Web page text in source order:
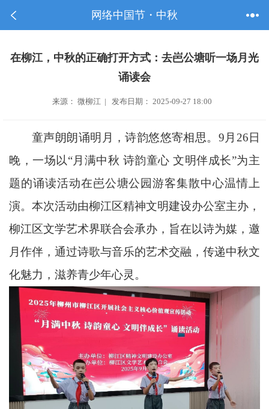
网络中国节・中秋
在柳江，中秋的正确打开方式：去岜公塘听一场月光
诵读会
来源： 微柳江 | 发布日期： 2025-09-27 18:00
童声朗朗诵明月，诗韵悠悠寄相思。9月26日
晚，一场以“月满中秋 诗韵童心 文明伴成长”为主
题的诵读活动在岜公塘公园游客集散中心温情上
演。本次活动由柳江区精神文明建设办公室主办，
柳江区文学艺术界联合会承办，旨在以诗为媒，邀
月作伴，通过诗歌与音乐的艺术交融，传递中秋文
化魅力，滋养青少年心灵。